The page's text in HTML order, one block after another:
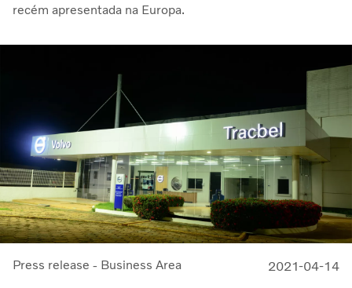
recém apresentada na Europa.
Press release - Business Area 2021-04-14